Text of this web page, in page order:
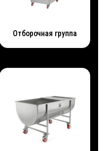
Отборочная группа